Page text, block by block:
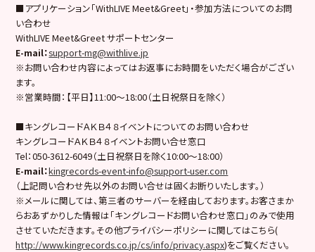
■アプリケーション「WithLIVE Meet&Greet」・参加方法についてのお問
い合わせ
WithLIVE Meet&Greet サポートセンター
E-mail：support-mg@withlive.jp
※お問い合わせ内容によってはお返事にお時間をいただく場合がござい
ます。
※営業時間：【平日】11:00〜18:00（土日祝祭日を除く）
■キングレコードＡＫＢ４８イベントについてのお問い合わせ
キングレコードＡＫＢ４８イベントお問い合せ窓口
Tel：050-3612-6049（土日祝祭日を除く10:00〜18:00）
E-mail：kingrecords-event-info@support-user.com
（上記問い合わせ先以外のお問い合せは固くお断りいたします。）
※メールに関しては、第三者のサーバーを経由しております。お客さまか
らおあずかりした情報は「キングレコードお問い合わせ窓口」のみで使用
させていただきます。その他プライバシーポリシーに関してはこちら(
http://www.kingrecords.co.jp/cs/info/privacy.aspx)をご覧ください。